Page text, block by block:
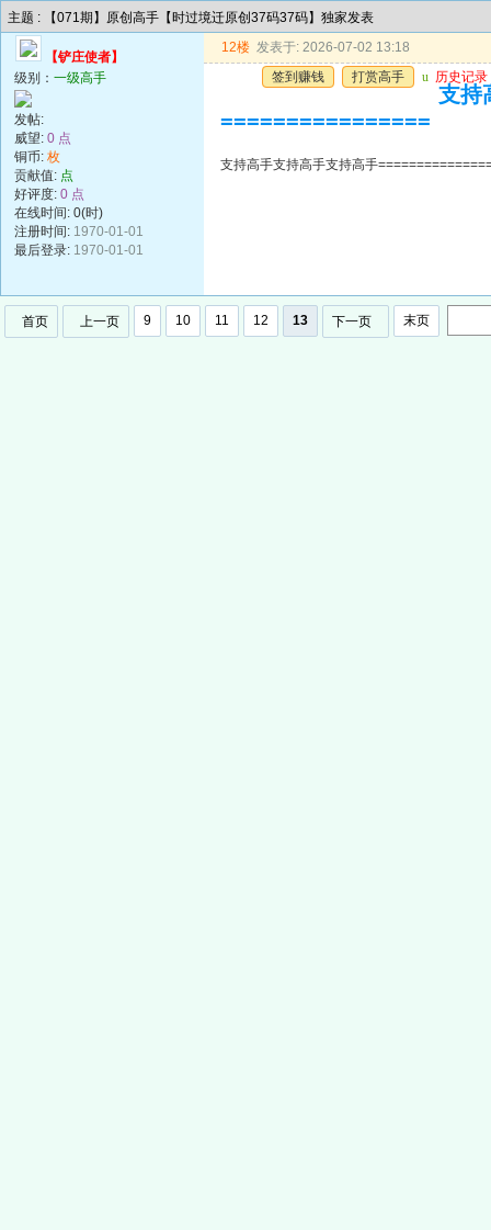
主题 : 【071期】原创高手【时过境迁原创37码37码】独家发表
【铲庄使者】
级别： 一级高手
发帖:
威望: 0 点
铜币: 枚
贡献值: 点
好评度: 0 点
在线时间: 0(时)
注册时间: 1970-01-01
最后登录: 1970-01-01
12楼 发表于: 2026-07-02 13:18
签到赚钱
打赏高手 u 历史记录
支持
================
支持高手支持高手支持高手
首页 上一页 9 10 11 12 13 下一页 末页